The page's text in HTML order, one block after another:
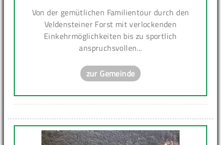
Von der gemütlichen Familientour durch den
Veldensteiner Forst mit verlockenden
Einkehrmöglichkeiten bis zu sportlich
anspruchsvollen...
zur Gemeinde